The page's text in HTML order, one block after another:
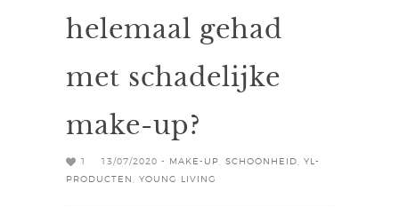
helemaal gehad
met schadelijke
make-up?
1 13/07/2020 - MAKE-UP SCHOONHEID
YL-
PRODUCTEN
YOUNG LIVING